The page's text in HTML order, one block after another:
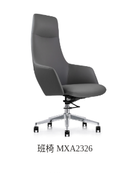
班椅 MXA2326